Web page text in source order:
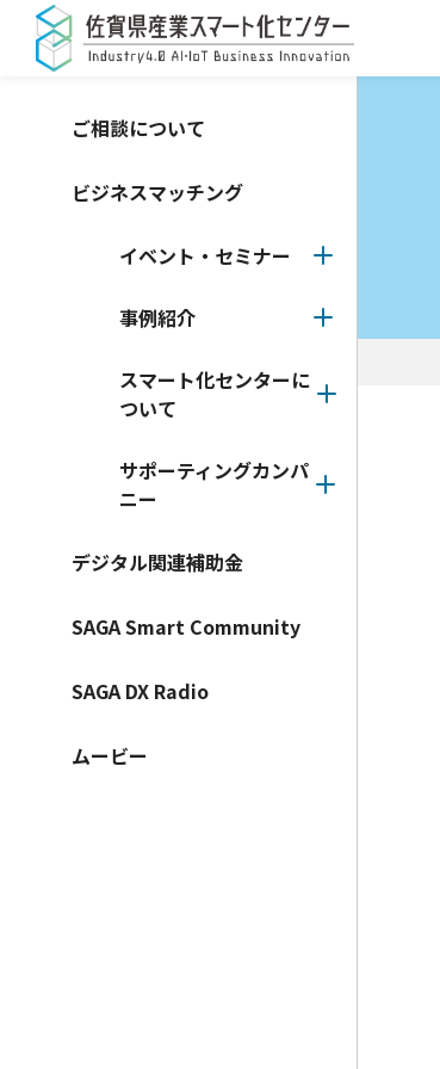
ご相談について
ビジネスマッチング
イベント・セミナー
事例紹介
スマート化センターに
ついて
サポーティングカンパ
ニー
デジタル関連補助金
SAGA Smart Community
SAGA DX Radio
ムービー